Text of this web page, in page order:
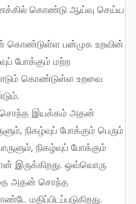
கொண்டு ஆய்வு செய்ய
கொண்டுள்ள பன்முக உறவின்
போக்கும் மற்ற
கொண்டுள்ள உறவை
சொந்த இயக்கம் அதன்
நிகழ்வுப் போக்கும் பெரும்
நிகழ்வுப் போக்கும்
இருக்கிறது. ஒவ்வொரு
அதன் சொந்த
மதிப்பிடப்படுகிறது.